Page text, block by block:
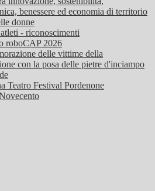
benessere ed economia di territorio
donne
- riconoscimenti
roboCAP 2026
delle vittime della
con la posa delle pietre d'inciampo
Teatro Festival Pordenone